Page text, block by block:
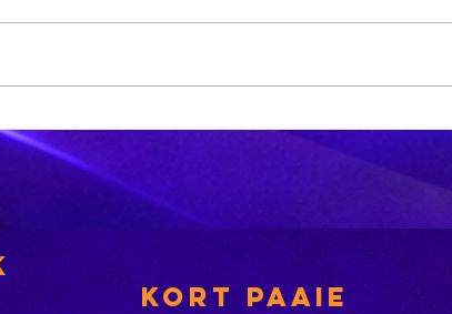
'n Suid-
Afrikaanse
dokter maak
mediese
geskiedenis
KORT PAAIE